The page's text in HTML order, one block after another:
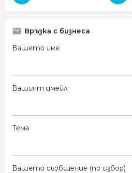
Връзка с бизнеса
Вашето име
Вашият имейл
Тема
Вашето съобщение (по избор)